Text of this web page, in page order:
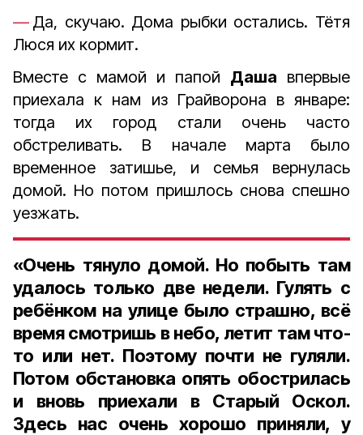
Да, скучаю. Дома рыбки остались. Тётя
Люся их кормит.
Вместе с мамой и папой Даша впервые
приехала к нам из Грайворона в январе:
тогда их город стали очень часто
обстреливать. В начале марта было
временное затишье, и семья вернулась
домой. Но потом пришлось снова спешно
уезжать.
«Очень тянуло домой. Но побыть там
удалось только две недели. Гулять с
ребёнком на улице было страшно, всё
время смотришь в небо, летит там что-
то или нет. Поэтому почти не гуляли.
Потом обстановка опять обострилась
и вновь приехали в Старый Оскол.
Здесь нас очень хорошо приняли, у